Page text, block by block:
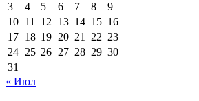
3
4 5 6 7 8
9
10 11 12 13 14 15 16
17 18 19 20 21 22 23
24 25 26 27 28 29 30
31
« Июл